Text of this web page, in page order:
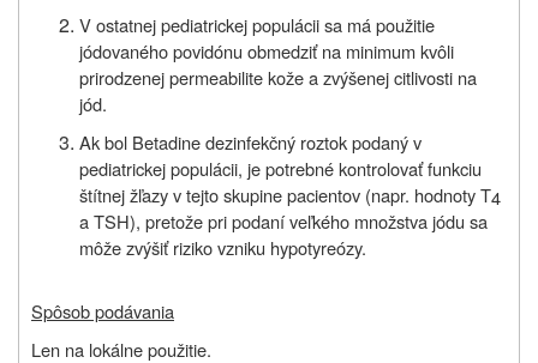
V ostatnej pediatrickej populácii sa má použitie
jódovaného povidónu obmedziť na minimum kvôli
prirodzenej permeabilite kože a zvýšenej citlivosti na
jód.
Ak bol Betadine dezinfekčný roztok podaný v
pediatrickej populácii, je potrebné kontrolovať funkciu
štítnej žľazy v tejto skupine pacientov (napr. hodnoty T4
a TSH), pretože pri podaní veľkého množstva jódu sa
môže zvýšiť riziko vzniku hypotyreózy.
Spôsob podávania
Len na lokálne použitie.